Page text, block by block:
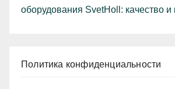
оборудования SvetHoll: качество и
Политика конфиденциальности